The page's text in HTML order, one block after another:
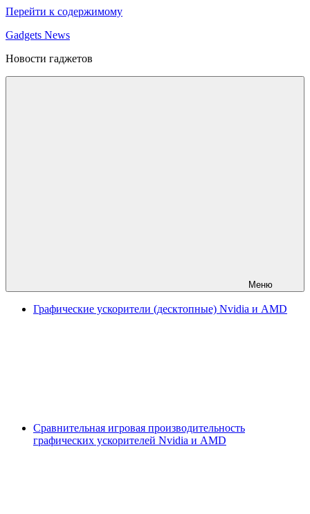
Перейти к содержимому
Gadgets News
Новости гаджетов
Меню
Графические ускорители (десктопные) Nvidia и AMD
Сравнительная игровая производительность
графических ускорителей Nvidia и AMD